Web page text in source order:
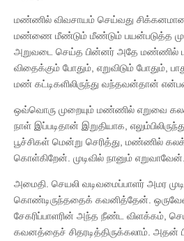
மண்ணில் விவசாயம் செய்வது
மண்ணை மீண்டும் மீண்டும் பயன்படுத்த
அறுவடை செய்த பின்னர் அதே மண்ணில்
விதைக்கும் போதும், எறுவிடும் போதும்,
மண் கட்டிகளிலிருந்து வந்தவன்தான்
ஒவ்வொரு முறையும் மண்ணில் எறுவை
நாள் இப்படிதான் இறுதியாக,
பூச்சிகள் மென்று செரித்து, மண்ணில்
கொள்கிறேன். முடிவில் நானும்
அமைதி. செயலி வடிவமைப்பாளர் அமர
கொண்டிருந்ததைக் கவனித்தேன்.
சேகரிப்பாளரின் அந்த நீண்ட விளக்கம்,
கவனத்தைச் சிதரடித்திருக்கலாம். அதன்